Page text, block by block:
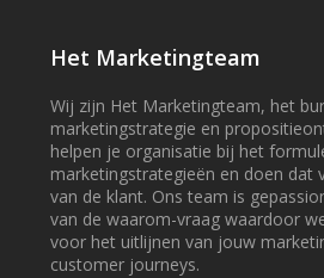
Het Marketingteam
Wij zijn Het Marketingteam, het
marketingstrategie en
helpen je organisatie bij het
marketingstrategieën en doen dat
van de klant. Ons team is
van de waarom-vraag waardoor
voor het uitlijnen van jouw
customer journeys.